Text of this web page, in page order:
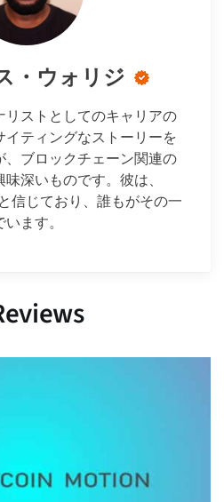
・ウォリジ
リストとしてのキャリアの
ティングなストーリーを
ブロックチェーン関連の
深いものです。彼は、
信じており、誰もがその一
ます。